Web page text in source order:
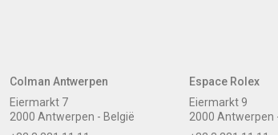
Colman Antwerpen
Eiermarkt 7
2000 Antwerpen - België
Espace Rolex
Eiermarkt 9
2000 Antwerpen